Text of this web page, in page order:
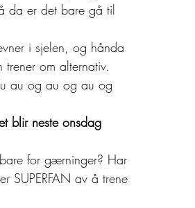
da er det bare gå til
i sjelen, og hånda
om alternativ.
au og au og au og
blir neste onsdag
for gærninger? Har
SUPERFAN av å trene